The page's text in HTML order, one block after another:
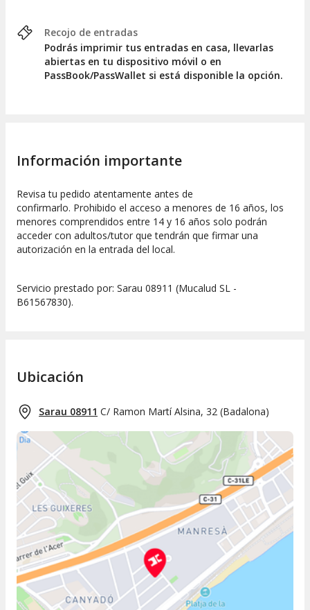
Recojo de entradas
Podrás imprimir tus entradas en casa, llevarlas
abiertas en tu dispositivo móvil o en
PassBook/PassWallet si está disponible la opción.
Información importante
Revisa tu pedido atentamente antes de
confirmarlo. Prohibido el acceso a menores de 16 años, los
menores comprendidos entre 14 y 16 años solo podrán
acceder con adultos/tutor que tendrán que firmar una
autorización en la entrada del local.
Servicio prestado por: Sarau 08911 (Mucalud SL -
B61567830).
Ubicación
Sarau 08911 C/ Ramon Martí Alsina, 32 (Badalona)